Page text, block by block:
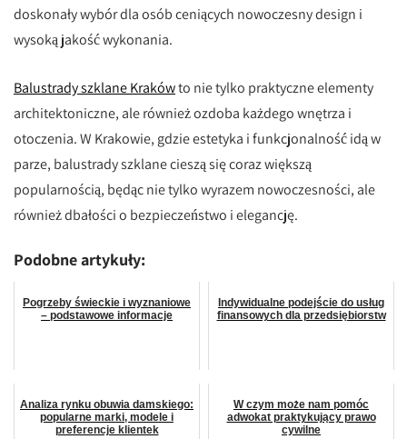
doskonały wybór dla osób ceniących nowoczesny design i
wysoką jakość wykonania.
Balustrady szklane Krakówto nie tylko praktyczne elementy
architektoniczne, ale również ozdoba każdego wnętrza i
otoczenia. W Krakowie, gdzie estetyka i funkcjonalność idą w
parze, balustrady szklane cieszą się coraz większą
popularnością, będąc nie tylko wyrazem nowoczesności, ale
również dbałości o bezpieczeństwo i elegancję.
Podobne artykuły:
Pogrzeby świeckie i wyznaniowe
– podstawowe informacje
Indywidualne podejście do usług
finansowych dla przedsiębiorstw
Analiza rynku obuwia damskiego:
popularne marki, modele i
preferencje klientek
W czym może nam pomóc
adwokat praktykujący prawo
cywilne